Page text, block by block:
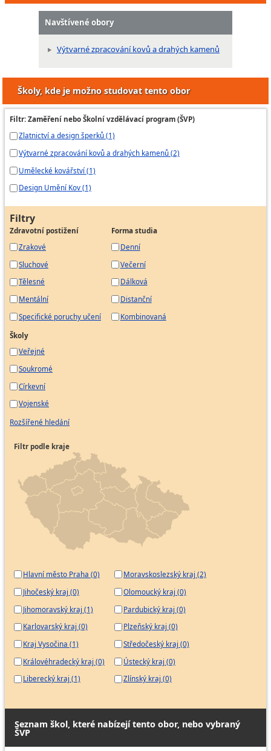
Navštívené obory
Výtvarné zpracování kovů a drahých kamenů
Školy, kde je možno studovat tento obor
Filtr: Zaměření nebo Školní vzdělávací program (ŠVP)
Zlatnictví a design šperků (1)
Výtvarné zpracování kovů a drahých kamenů (2)
Umělecké kovářství (1)
Design Umění Kov (1)
Filtry
Zdravotní postižení
Zrakové
Sluchové
Tělesné
Mentální
Specifické poruchy učení
Forma studia
Denní
Večerní
Dálková
Distanční
Kombinovaná
Školy
Veřejné
Soukromé
Církevní
Vojenské
Rozšířené hledání
Filtr podle kraje
Hlavní město Praha (0)
Jihočeský kraj (0)
Jihomoravský kraj (1)
Karlovarský kraj (0)
Kraj Vysočina (1)
Královéhradecký kraj (0)
Liberecký kraj (1)
Moravskoslezský kraj (2)
Olomoucký kraj (0)
Pardubický kraj (0)
Plzeňský kraj (0)
Středočeský kraj (0)
Ústecký kraj (0)
Zlínský kraj (0)
Seznam škol, které nabízejí tento obor, nebo vybraný
ŠVP